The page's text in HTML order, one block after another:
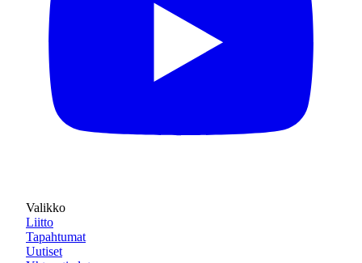
Valikko
Liitto
Tapahtumat
Uutiset